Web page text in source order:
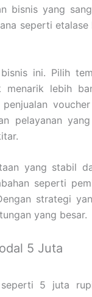
bisnis yang
seperti
ini. Pilih
lebih
pelayanan
yang stabil
seperti
strategi
yang besar.
5 Juta
5 juta